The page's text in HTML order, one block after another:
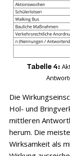
Tabelle 4:
Die
Hol- und
mittleren
herum. Die
Wirksamkeit als